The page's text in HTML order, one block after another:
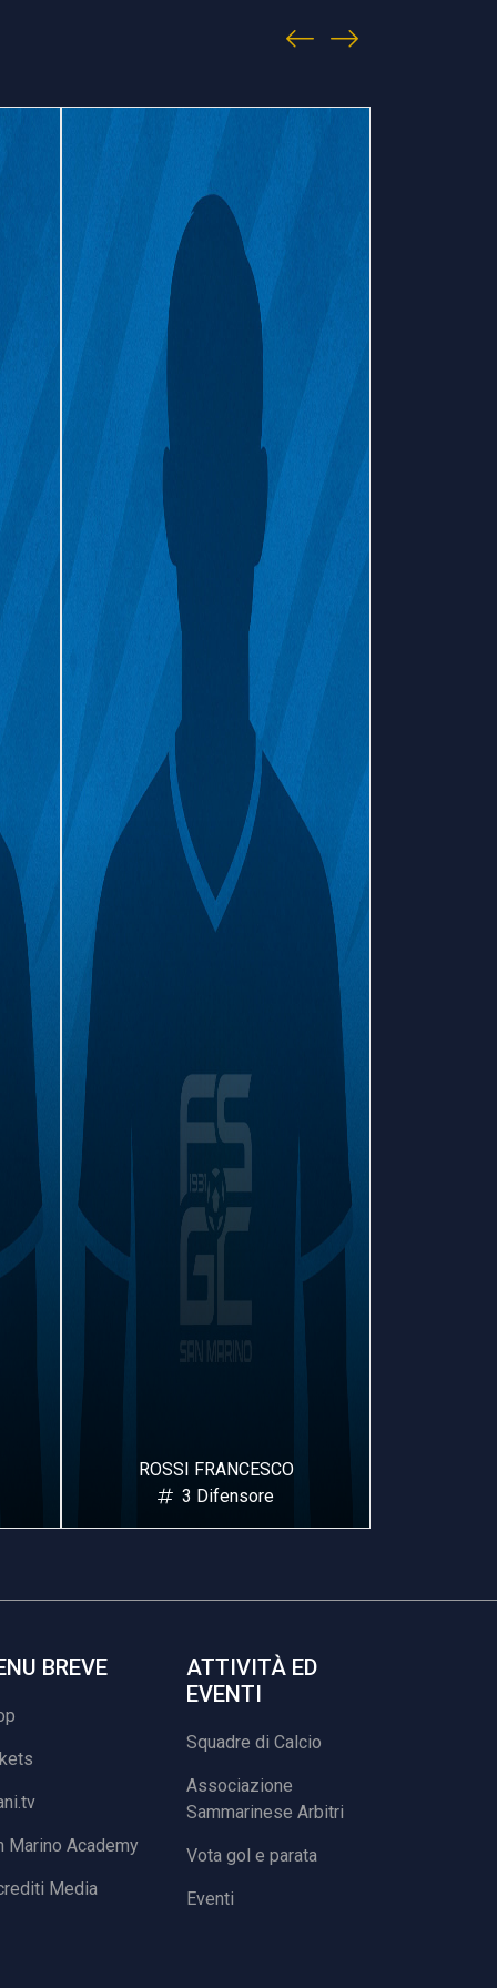
ROSSI FRANCESCO
3 Difensore
BREVE
Marino Academy
Media
ATTIVITÀ ED
EVENTI
Squadre di Calcio
Associazione
Sammarinese Arbitri
Vota gol e parata
Eventi